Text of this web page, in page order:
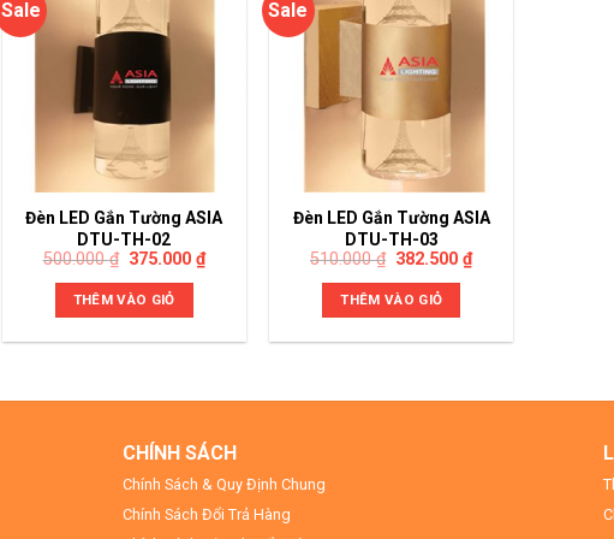
Sale
Đèn LED Gắn Tường ASIA
DTU-TH-02
500.000₫ 375.000 ₫
THÊM VÀO GIỎ
Sale
Đèn LED Gắn Tường ASIA
DTU-TH-03
510.000₫ 382.500₫
THÊM VÀO GIỎ
CHÍNH SÁCH
Chính Sách & Quy Định Chung
Chính Sách Đổi Trả Hàng